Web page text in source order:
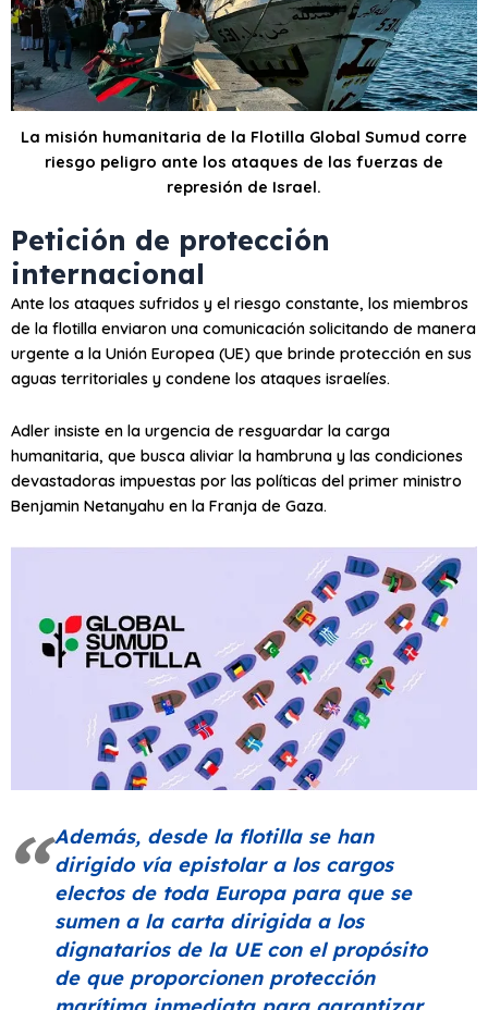
La misión humanitaria de la Flotilla Global Sumud corre
riesgo peligro ante los ataques de las fuerzas de
represión de Israel.
Petición de protección
internacional
Ante los ataques sufridos y el riesgo constante, los miembros
de la flotilla enviaron una comunicación solicitando de manera
urgente a la Unión Europea (UE) que brinde protección en sus
aguas territoriales y condene los ataques israelíes.
Adler insiste en la urgencia de resguardar la carga
humanitaria, que busca aliviar la hambruna y las condiciones
devastadoras impuestas por las políticas del primer ministro
Benjamin Netanyahu en la Franja de Gaza.
Además, desde la flotilla se han
dirigido vía epistolar a los cargos
electos de toda Europa para que se
sumen a la carta dirigida a los
dignatarios de la UE con el propósito
de que proporcionen protección